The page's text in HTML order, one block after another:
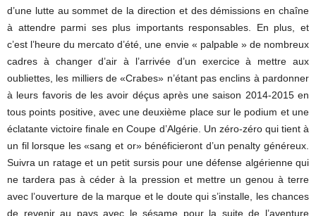
d’une lutte au sommet de la direction et des démissions en chaîne
à attendre parmi ses plus importants responsables. En plus, et
c’est l’heure du mercato d’été, une envie « palpable » de nombreux
cadres à changer d’air à l’arrivée d’un exercice à mettre aux
oubliettes, les milliers de «Crabes» n’étant pas enclins à pardonner
à leurs favoris de les avoir déçus après une saison 2014-2015 en
tous points positive, avec une deuxième place sur le podium et une
éclatante victoire finale en Coupe d’Algérie. Un zéro-zéro qui tient à
un fil lorsque les «sang et or» bénéficieront d’un penalty généreux.
Suivra un ratage et un petit sursis pour une défense algérienne qui
ne tardera pas à céder à la pression et mettre un genou à terre
avec l’ouverture de la marque et le doute qui s’installe, les chances
de revenir au pays avec le sésame pour la suite de l’aventure